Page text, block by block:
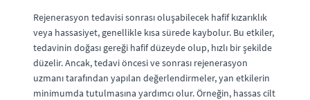
Rejenerasyon tedavisi sonrası oluşabilecek hafif kızarıklık
veya hassasiyet, genellikle kısa sürede kaybolur. Bu etkiler,
tedavinin doğası gereği hafif düzeyde olup, hızlı bir şekilde
düzelir. Ancak, tedavi öncesi ve sonrası rejenerasyon
uzmanı tarafından yapılan değerlendirmeler, yan etkilerin
minimumda tutulmasına yardımcı olur. Örneğin, hassas cilt